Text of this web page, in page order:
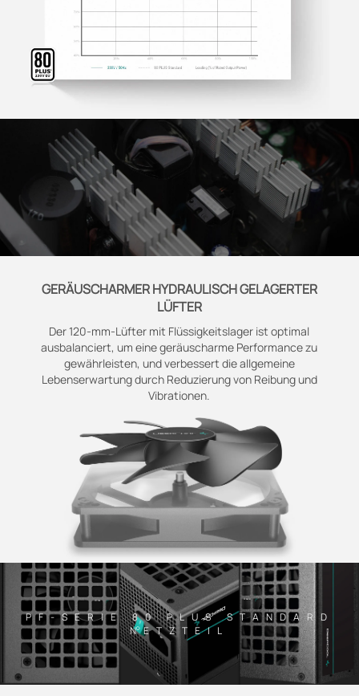
GERÄUSCHARMER HYDRAULISCH GELAGERTER
LÜFTER
Der 120-mm-Lüfter mit Flüssigkeitslager ist optimal
ausbalanciert, um eine geräuscharme Performance zu
gewährleisten, und verbessert die allgemeine
Lebenserwartung durch Reduzierung von Reibung und
Vibrationen.
PF-SERIE 80 PLUS STANDARD
NETZTEIL